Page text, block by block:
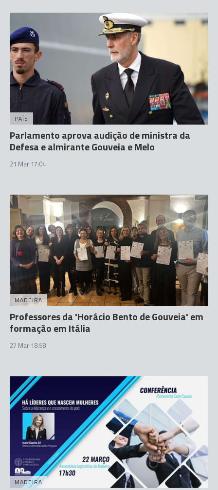
PAÍS
Parlamento aprova audição de ministra da
Defesa e almirante Gouveia e Melo
21 Mar 17:04
MADEIRA
Professores da 'Horácio Bento de Gouveia' em
formação em Itália
27 Mar 18:58
MADEIRA